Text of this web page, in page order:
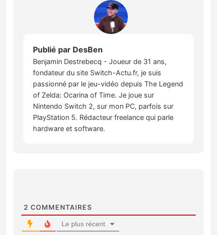
Publié par DesBen
Benjamin Destrebecq - Joueur de 31 ans,
fondateur du site Switch-Actu.fr, je suis
passionné par le jeu-vidéo depuis The Legend
of Zelda: Ocarina of Time. Je joue sur
Nintendo Switch 2, sur mon PC, parfois sur
PlayStation 5. Rédacteur freelance qui parle
hardware et software.
2 COMMENTAIRES
Le plus récent